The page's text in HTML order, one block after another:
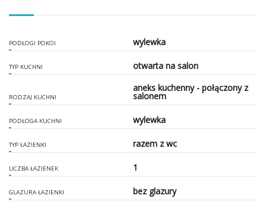
PODŁOGI POKOI wylewka
TYP KUCHNI otwarta na salon
RODZAJ KUCHNI
aneks kuchenny - połączony z
salonem
PODŁOGA KUCHNI wylewka
TYP ŁAZIENKI razem z wc
LICZBA ŁAZIENEK 1
GLAZURA ŁAZIENKI bez glazury